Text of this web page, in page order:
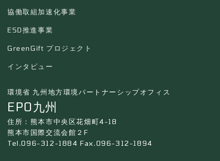
協働取組加速化事業
ESD推進事業
GreenGift プロジェクト
インタビュー
環境省 九州地方環境パートナーシップオフィス
EPO九州
住所：熊本市中央区花畑町4-18
熊本市国際交流会館２F
Tel.096-312-1884 Fax.096-312-1894